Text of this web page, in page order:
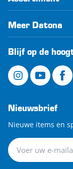
Meer Datona
Blijf op de
Nieuwsbrief
Nieuwe items en
Nieuwsbrief